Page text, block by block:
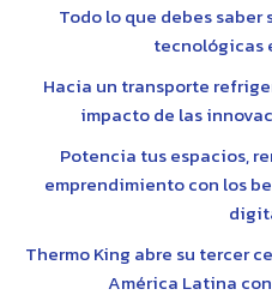
Todo lo que debes
tecnológicas
Hacia un transporte
impacto de las
Potencia tus espacios,
emprendimiento con los
Thermo King abre su tercer
América Latina